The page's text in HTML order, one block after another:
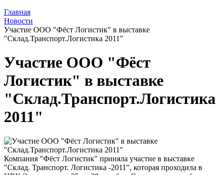
Главная
Новости
Участие ООО "Фёст Логистик" в выставке
"Склад.Транспорт.Логистика 2011"
Участие ООО "Фёст
Логистик" в выставке
"Склад.Транспорт.Логистика
2011"
Компания "Фёст Логистик" приняла участие в выставке
"Склад. Транспорт. Логистика -2011", которая проходила в